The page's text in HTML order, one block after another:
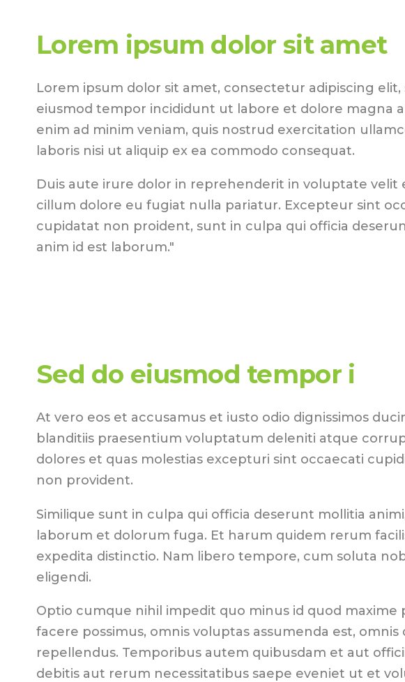
Lorem ipsum dolor sit amet
Lorem ipsum dolor sit amet, consectetur adipiscing elit,
eiusmod tempor incididunt ut labore et dolore magna
enim ad minim veniam, quis nostrud exercitation
laboris nisi ut aliquip ex ea commodo consequat.
Duis aute irure dolor in reprehenderit in voluptate velit
cillum dolore eu fugiat nulla pariatur. Excepteur sint
cupidatat non proident, sunt in culpa qui officia
anim id est laborum."
Sed do eiusmod tempor i
At vero eos et accusamus et iusto odio dignissimos
blanditiis praesentium voluptatum deleniti atque
dolores et quas molestias excepturi sint occaecati
non provident.
Similique sunt in culpa qui officia deserunt mollitia
laborum et dolorum fuga. Et harum quidem rerum
expedita distinctio. Nam libero tempore, cum soluta
eligendi.
Optio cumque nihil impedit quo minus id quod maxime
facere possimus, omnis voluptas assumenda est, omnis
repellendus. Temporibus autem quibusdam et aut
debitis aut rerum necessitatibus saepe eveniet ut et